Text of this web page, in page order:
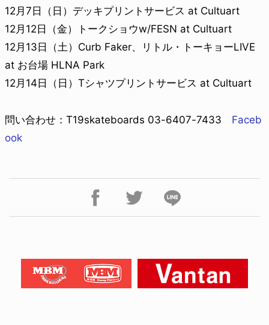
12月7日（日）デッキプリントサービス at Cultuart
12月12日（金）トークショウw/FESN at Cultuart
12月13日（土）Curb Faker、リトル・トーキョーLIVE
at お台場 HLNA Park
12月14日（日）Tシャツプリントサービス at Cultuart
問い合わせ：T19skateboards 03-6407-7433 Faceb
ook